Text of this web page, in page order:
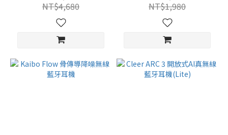
NT$4,680
NT$1,980